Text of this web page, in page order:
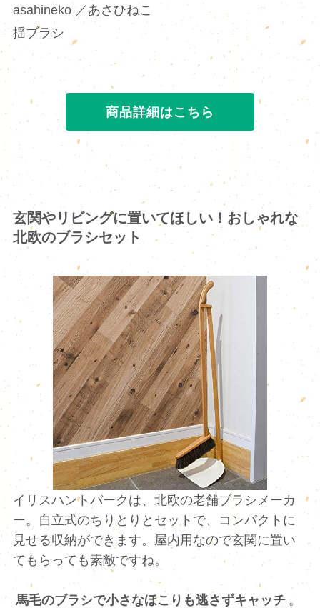
asahineko ／あさひねこ
揺ブラシ
商品詳細はこちら
玄関やリビングに置いてほしい！おしゃれな
北欧のブラシセット
イリスハントバークは、北欧の老舗ブラシメーカ
ー。自立式のちりとりとセットで、コンパクトに
見せる収納ができます。屋内用なので玄関に置い
てもらっても素敵ですね。
馬毛のブラシで小さなほこりも逃さずキャッチ 。